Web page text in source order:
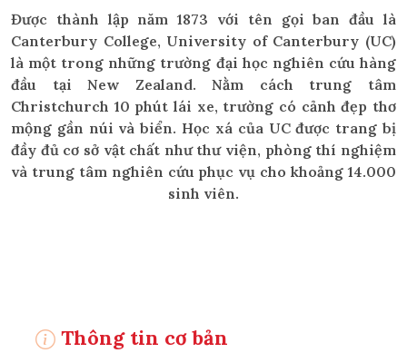
Được thành lập năm 1873 với tên gọi ban đầu là
Canterbury College, University of Canterbury (UC)
là một trong những trường đại học nghiên cứu hàng
đầu tại New Zealand. Nằm cách trung tâm
Christchurch 10 phút lái xe, trường có cảnh đẹp thơ
mộng gần núi và biển. Học xá của UC được trang bị
đầy đủ cơ sở vật chất như thư viện, phòng thí nghiệm
và trung tâm nghiên cứu phục vụ cho khoảng 14.000
sinh viên.
Thông tin cơ bản